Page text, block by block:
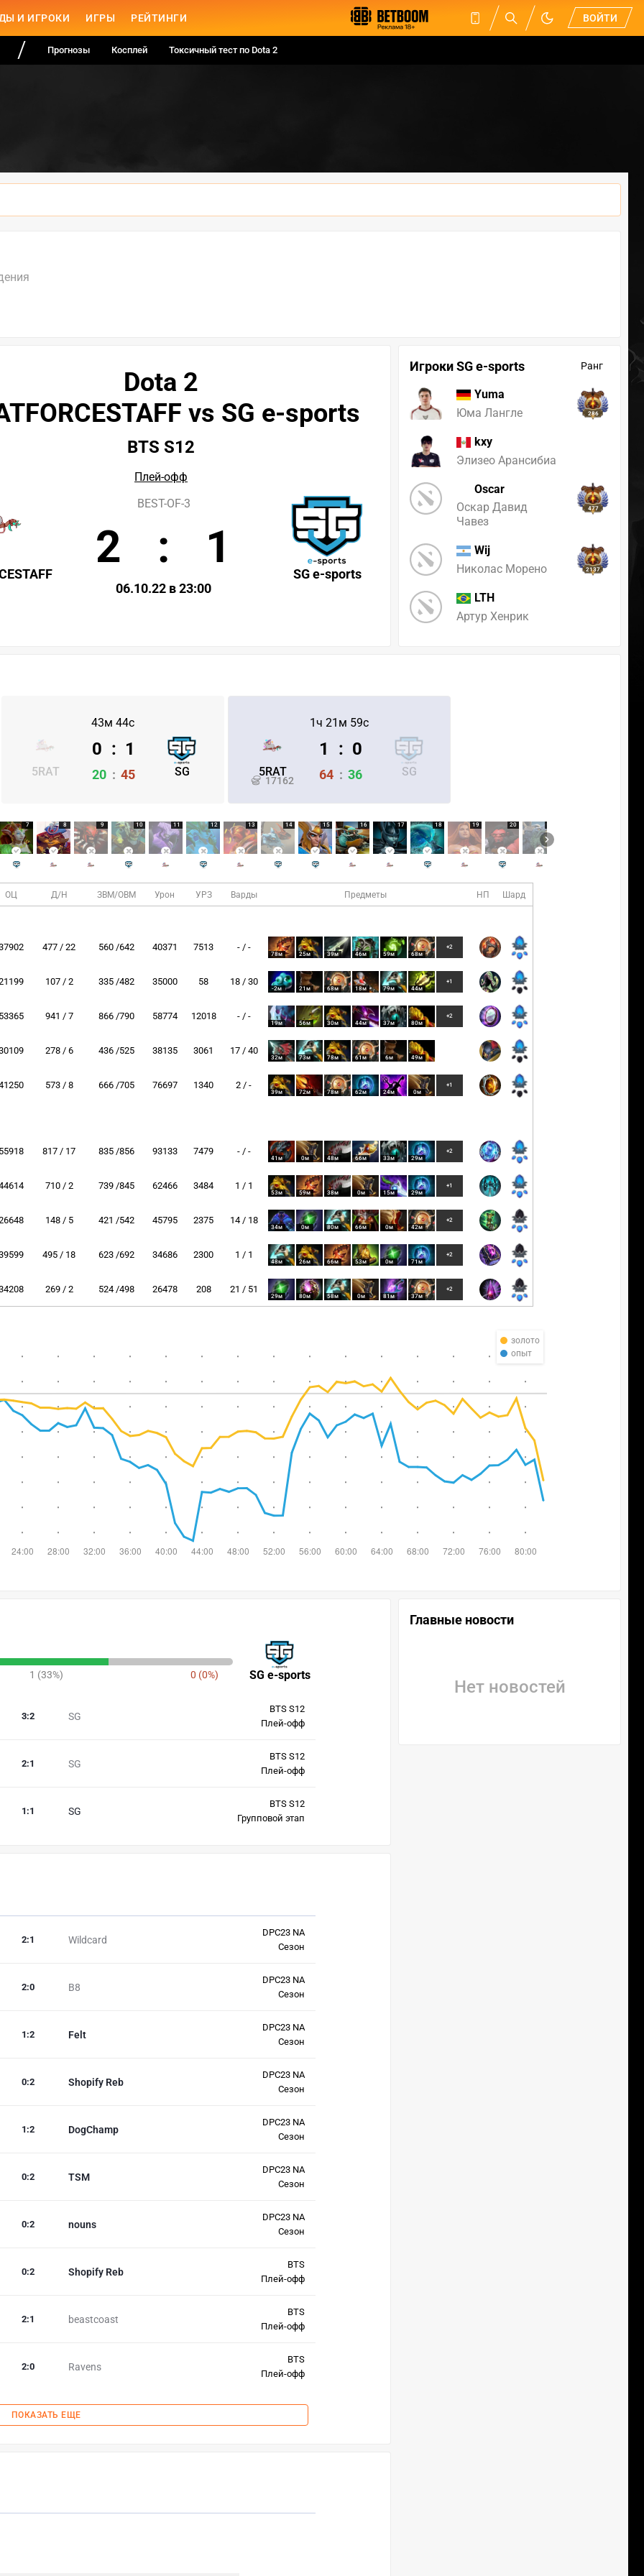
И ИГРОКИ ИГРЫ РЕЙТИНГИ ВОЙТИ
Прогнозы Косплей Токсичный тест по Dota 2
Игроки SG e-sports Ранг
Yuma
Юма Лангле
286
kxy
Элизео Арансибиа
Oscar
Оскар Давид
Чавез
477
Wij
Николас Морено
2137
LTH
Артур Хенрик
Dota 2
vs SG e-sports
BTS S12
Плей-офф
SG e-sports
BEST-OF-3
2 : 1
06.10.22 в 23:00
43м 44с
5RAT SG
0 : 1
20 : 45
1ч 21м 59с
5RAT
17162
SG
1 : 0
64 : 36
7 8 9 10 11 12 13 14 15 16 17 18 19 20
ОЦ Д/Н ЗВМ/ОВМ Урон УРЗ Варды Предметы НП Шард
477 / 22 560 /642 40371 7513 - / -
78м 25м 39м 46м 59м 68м
+2
107 / 2 335 /482 35000 58 18 / 30
-2м 21м 68м 18м 79м 44м
+1
53365 941 / 7 866 /790 58774 12018 - / -
19м 56м 30м 44м 37м 80м
+2
278 / 6 436 /525 38135 3061 17 / 40
32м 73м 78м 61м 6м 49м
573 / 8 666 /705 76697 1340 2 / -
39м 72м 78м 62м 24м 0м
+1
55918 817 / 17 835 /856 93133 7479 - / -
41м 0м 48м 66м 33м 29м
+2
710 / 2 739 /845 62466 3484 1 / 1
53м 59м 38м 0м 15м 29м
+1
148 / 5 421 /542 45795 2375 14 / 18
34м 0м 80м 66м 0м 42м
+2
495 / 18 623 /692 34686 2300 1 / 1
48м 26м 66м 53м 0м 71м
+2
269 / 2 524 /498 26478 208 21 / 51
29м 80м 58м 0м 81м 37м
+2
золото
опыт
SG e-sports
1 (33%) 0 (0%)
SG
3:2
BTS S12
Плей-офф
SG
2:1
BTS S12
Плей-офф
SG
1 :1
BTS S12
Групповой этап
Wildcard
2:1
DPC23 NA
Сезон
B8
2:0
DPC23 NA
Сезон
Felt
1 :2
DPC23 NA
Сезон
Shopify Reb
0:2
DPC23 NA
Сезон
DogChamp
1 :2
DPC23 NA
Сезон
TSM
0:2
DPC23 NA
Сезон
nouns
0:2
DPC23 NA
Сезон
Shopify Reb
0:2
BTS
Плей-офф
beastcoast
2:1
BTS
Плей-офф
Ravens
2:0
BTS
Плей-офф
ПОКАЗАТЬ ЕЩЕ
Главные новости
Нет новостей